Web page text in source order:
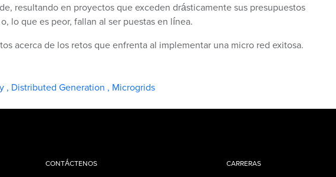
resultando en proyectos que exceden drásticamente sus presupuestos
lo que es peor, fallan al ser puestas en línea.
acerca de los retos que enfrenta al implementar una micro red exitosa.
, Distributed Generation , Microgrids
CONTÁCTENOS CARRERAS